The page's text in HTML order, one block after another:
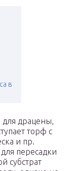
в
для драцены,
торф с
и пр.
пересадки
субстрат